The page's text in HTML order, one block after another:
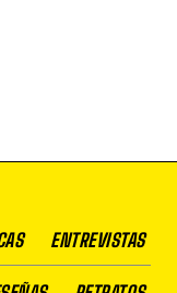
ENTREVISTAS